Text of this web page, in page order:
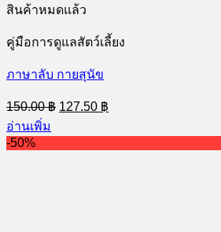
สินค้าหมดแล้ว
คู่มือการดูแลสัตว์เลี้ยง
ภาษาลับ กายสุนัข
150.00฿ Original
price
150.00 ฿.
127.50 ฿
price
127.50 ฿.
อ่านเพิ่ม
-50%